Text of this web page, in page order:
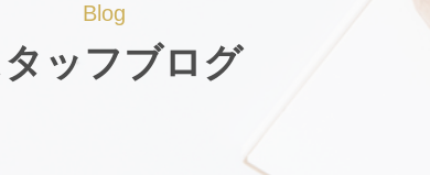
Blog
ッフブログ